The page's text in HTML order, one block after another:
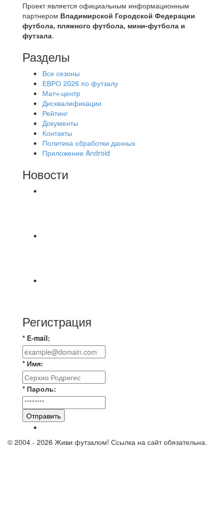
Проект является официальным информационным
партнером Владимирской Городской Федерации
футбола, пляжного футбола, мини-футбола и
футзала.
Разделы
Все сезоны
ЕВРО 2026 по футзалу
Матч-центр
Дисквалификации
Рейтинг
Документы
Контакты
Политика обработки данных
Приложение Android
Новости
Регистрация
* E-mail:
* Имя:
* Пароль:
Отправить
© 2004 - 2026 Живи футзалом! Ссылка на сайт обязательна.